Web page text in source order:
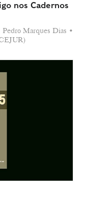
nos Cadernos
Marques Dias •